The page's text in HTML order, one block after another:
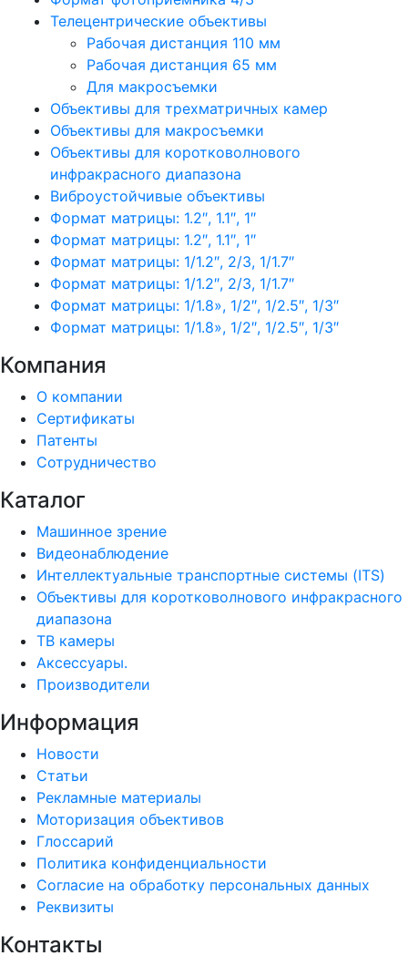
Телецентрические объективы
Рабочая дистанция 110 мм
Рабочая дистанция 65 мм
Для макросъемки
Объективы для трехматричных камер
Объективы для макросъемки
Объективы для коротковолнового
инфракрасного диапазона
Виброустойчивые объективы
Формат матрицы: 1.2″, 1.1″, 1″
Формат матрицы: 1.2″, 1.1″, 1″
Формат матрицы: 1/1.2″, 2/3, 1/1.7″
Формат матрицы: 1/1.2″, 2/3, 1/1.7″
Формат матрицы: 1/1.8», 1/2″, 1/2.5″, 1/3″
Формат матрицы: 1/1.8», 1/2″, 1/2.5″, 1/3″
Компания
О компании
Сертификаты
Патенты
Сотрудничество
Каталог
Машинное зрение
Видеонаблюдение
Интеллектуальные транспортные системы (ITS)
Объективы для коротковолнового инфракрасного
диапазона
ТВ камеры
Аксессуары.
Производители
Информация
Новости
Статьи
Рекламные материалы
Моторизация объективов
Глоссарий
Политика конфиденциальности
Согласие на обработку персональных данных
Реквизиты
Контакты